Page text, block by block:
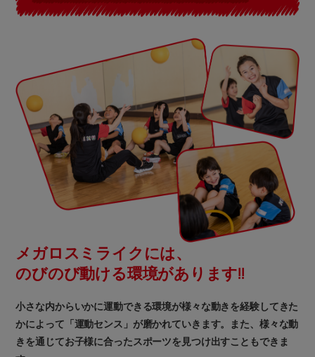
メガロスミライクには、
のびのび動ける環境があります!!
小さな内からいかに運動できる環境が様々な動きを経験してきた
かによって「運動センス」が磨かれていきます。また、様々な動
きを通じてお子様に合ったスポーツを見つけ出すこともできま